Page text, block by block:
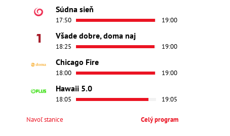
Súdna sieň
17:50 19:00
Všade dobre, doma naj
18:25 19:00
Chicago Fire
18:00 19:00
Hawaii 5.0
18:05 19:05
Navoľ stanice Celý program